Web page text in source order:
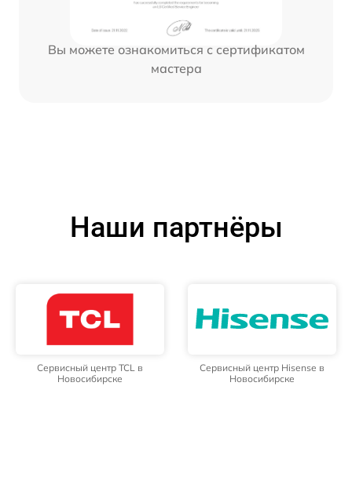
Вы можете ознакомиться с сертификатом
мастера
Наши партнёры
Сервисный центр TCL в
Новосибирске
Сервисный центр Hisense в
Новосибирске